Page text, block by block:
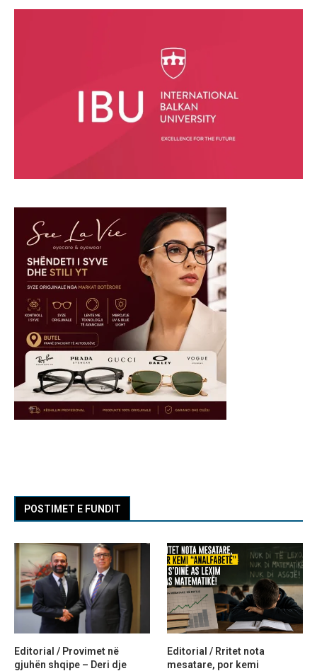
POSTIMET E FUNDIT
Editorial / Provimet në
gjuhën shqipe – Deri dje
Editorial / Rritet nota
mesatare, por kemi